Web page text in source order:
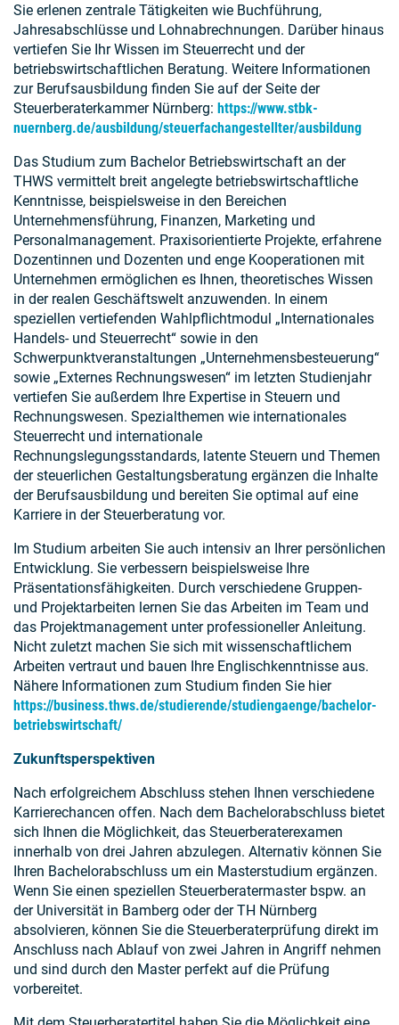
Sie erlenen zentrale Tätigkeiten wie Buchführung,
Jahresabschlüsse und Lohnabrechnungen. Darüber hinaus
vertiefen Sie Ihr Wissen im Steuerrecht und der
betriebswirtschaftlichen Beratung. Weitere Informationen
zur Berufsausbildung finden Sie auf der Seite der
Steuerberaterkammer Nürnberg: https://www.stbk-
nuernberg.de/ausbildung/steuerfachangestellter/ausbildung
Das Studium zum Bachelor Betriebswirtschaft an der
THWS vermittelt breit angelegte betriebswirtschaftliche
Kenntnisse, beispielsweise in den Bereichen
Unternehmensführung, Finanzen, Marketing und
Personalmanagement. Praxisorientierte Projekte, erfahrene
Dozentinnen und Dozenten und enge Kooperationen mit
Unternehmen ermöglichen es Ihnen, theoretisches Wissen
in der realen Geschäftswelt anzuwenden. In einem
speziellen vertiefenden Wahlpflichtmodul „Internationales
Handels- und Steuerrecht“ sowie in den
Schwerpunktveranstaltungen „Unternehmensbesteuerung“
sowie „Externes Rechnungswesen“ im letzten Studienjahr
vertiefen Sie außerdem Ihre Expertise in Steuern und
Rechnungswesen. Spezialthemen wie internationales
Steuerrecht und internationale
Rechnungslegungsstandards, latente Steuern und Themen
der steuerlichen Gestaltungsberatung ergänzen die Inhalte
der Berufsausbildung und bereiten Sie optimal auf eine
Karriere in der Steuerberatung vor.
Im Studium arbeiten Sie auch intensiv an Ihrer persönlichen
Entwicklung. Sie verbessern beispielsweise Ihre
Präsentationsfähigkeiten. Durch verschiedene Gruppen-
und Projektarbeiten lernen Sie das Arbeiten im Team und
das Projektmanagement unter professioneller Anleitung.
Nicht zuletzt machen Sie sich mit wissenschaftlichem
Arbeiten vertraut und bauen Ihre Englischkenntnisse aus.
Nähere Informationen zum Studium finden Sie hier
https://business.thws.de/studierende/studiengaenge/bachelor-
betriebswirtschaft/
Zukunftsperspektiven
Nach erfolgreichem Abschluss stehen Ihnen verschiedene
Karrierechancen offen. Nach dem Bachelorabschluss bietet
sich Ihnen die Möglichkeit, das Steuerberaterexamen
innerhalb von drei Jahren abzulegen. Alternativ können Sie
Ihren Bachelorabschluss um ein Masterstudium ergänzen.
Wenn Sie einen speziellen Steuerberatermaster bspw. an
der Universität in Bamberg oder der TH Nürnberg
absolvieren, können Sie die Steuerberaterprüfung direkt im
Anschluss nach Ablauf von zwei Jahren in Angriff nehmen
und sind durch den Master perfekt auf die Prüfung
vorbereitet.